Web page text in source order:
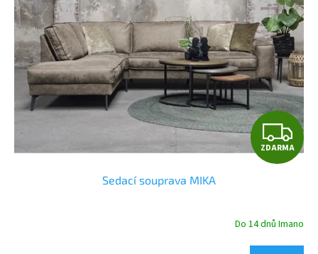
Z
D
R
ZDARMA
Sedací souprava MIKA
Do 14 dnů Imano